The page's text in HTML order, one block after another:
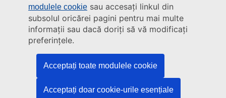
modulele cookie sau accesați linkul din
subsolul oricărei pagini pentru mai multe
informații sau dacă doriți să vă modificați
preferințele.
Acceptați toate modulele cookie
Acceptați doar cookie-urile esențiale